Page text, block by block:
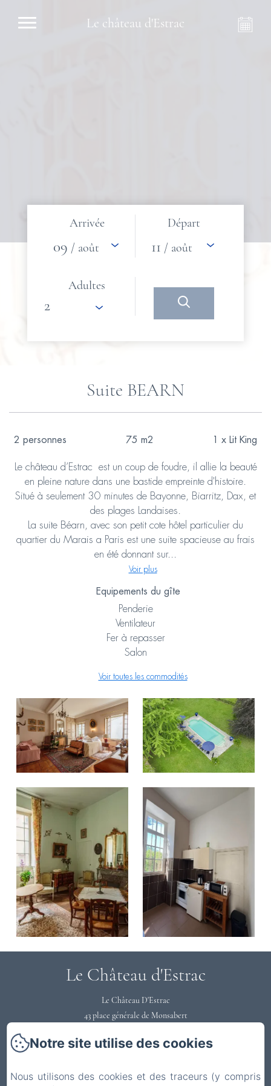
Le château d'Estrac
Arrivée
09 / août
Départ
11 / août
Adultes
Suite BEARN
2 personnes 75 m2 1 x Lit King
Le château d’Estrac est un coup de foudre, il allie la beauté
en pleine nature dans une bastide empreinte d'histoire.
Situé à seulement 30 minutes de Bayonne, Biarritz, Dax, et
des plages Landaises.
La suite Béarn, avec son petit cote hôtel particulier du
quartier du Marais a Paris est une suite spacieuse au frais
en été donnant sur...
Voir plus
Equipements du gîte
Penderie
Ventilateur
Fer à repasser
Salon
Voir toutes les commodités
Le Château d'Estrac
Le Château D'Estrac
43 place générale de Monsabert
0558731220
Accueil
Notre site utilise des cookies
Nous utilisons des cookies et des traceurs (y compris